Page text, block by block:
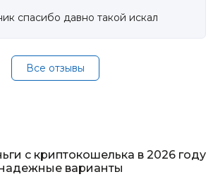
спасибо давно такой искал
Все отзывы
с криптокошелька в 2026 году
варианты